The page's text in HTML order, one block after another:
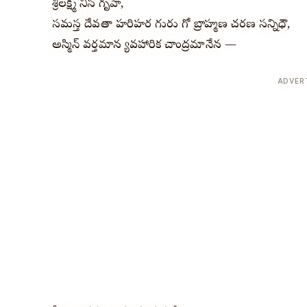
శ్రీలక్ష్మీ నివాస గృహే,
సమస్త దేవతా హరిహర గురు గో బ్రాహ్మణ చరణ సన్నిధౌ,
అస్మిన్ వర్తమాన వ్యావహారిక చాంద్రమానేన —